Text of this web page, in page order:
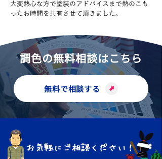
大変熱心な方で塗装のアドバイスまで熱のこも
ったお時間を共有させて頂きました。
調色の無料相談はこちら
無料で相談する
お気軽にご相談ください！